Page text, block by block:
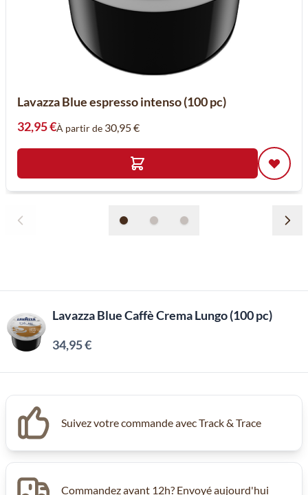
Lavazza Blue espresso intenso (100 pc)
32,95 €À partir de 30,95 €
Lavazza Blue Caffè Crema Lungo (100 pc)
34,95 €
Suivez votre commande avec Track & Trace
Commandez avant 12h? Envoyé aujourd'hui